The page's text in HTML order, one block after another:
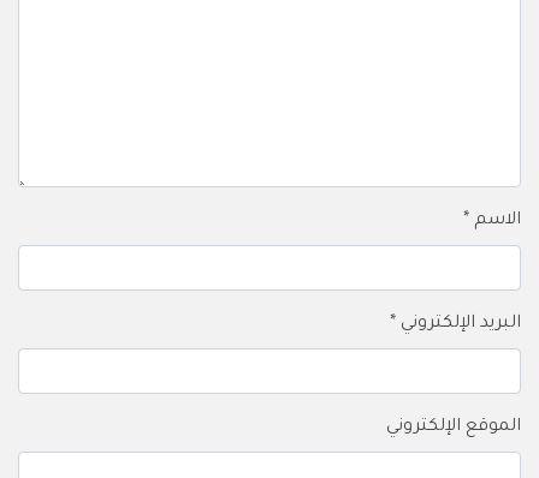
الاسم *
البريد الإلكتروني *
الموقع الإلكتروني